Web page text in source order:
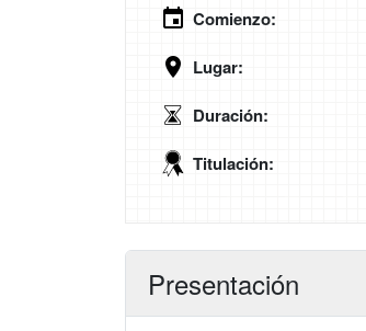
Comienzo:
Lugar:
Duración:
Titulación:
Presentación